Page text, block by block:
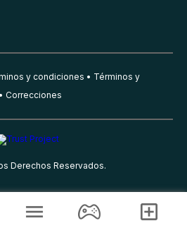
y condiciones
Términos y
Correcciones
Derechos Reservados.